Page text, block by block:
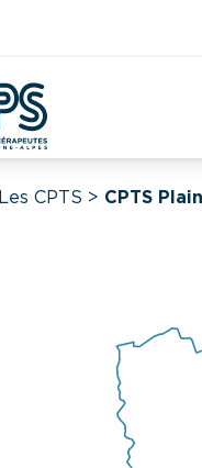
DAC CPTS
Les CPTS > CPTS